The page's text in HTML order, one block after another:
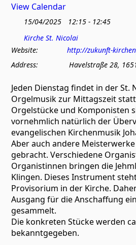
View Calendar
15/04/2025
12:15 - 12:45
Kirche St. Nicolai
Website:
http://zukunft-
Address:
Havelstraße 28,
Jeden Dienstag findet in der St.
Orgelmusik zur Mittagszeit
Orgelstücke und Komponisten
vornehmlich natürlich der
evangelischen Kirchenmusik
Aber auch andere
gebracht. Verschiedene
Organistinnen bringen die
Klingen. Dieses Instrument
Provisorium in der Kirche.
Ausgang für die Anschaffung
gesammelt.
Die konkreten Stücke werden
bekanntgegeben.